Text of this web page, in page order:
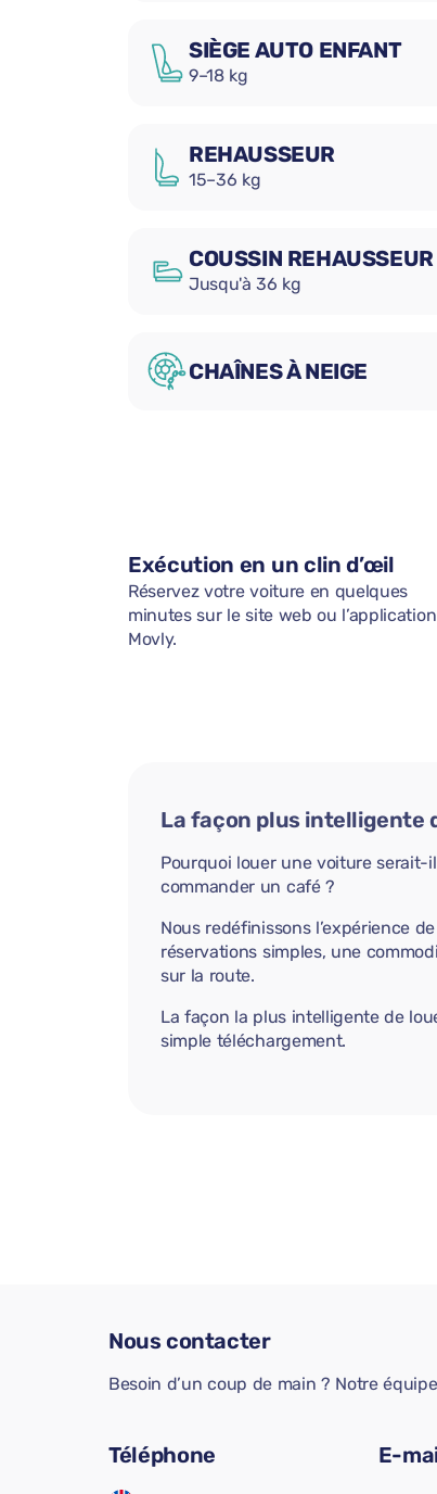
SIÈGE AUTO ENFANT
9–18 kg
REHAUSSEUR
15–36 kg
COUSSIN REHAUSSEUR
Jusqu'à 36 kg
CHAÎNES À NEIGE
Exécution en un clin d’œil
Réservez votre voiture en quelques
minutes sur le site web ou l’application
Movly.
La façon plus intelligente
Pourquoi louer une voiture serait-
commander un café ?
Nous redéfinissons l’expérience
réservations simples, une
sur la route.
La façon la plus intelligente de
simple téléchargement.
Nous contacter
Besoin d’un coup de main ? Notre
Téléphone E-